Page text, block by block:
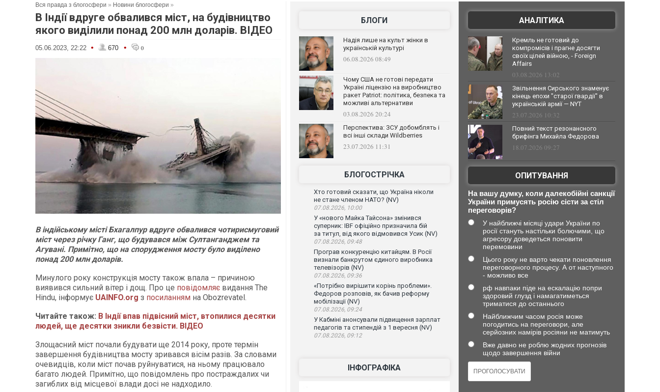
Вся правда з блогосфери » Новини блогосфери »
В Індії вдруге обвалився міст, на будівництво
якого виділили понад 200 млн доларів. ВІДЕО
05.06.2023, 22:22 • 670 • 0
В індійському місті Бхагалпур вдруге обвалився чотирисмуговий
міст через річку Ганг, що будувався між Султанганджем та
Агувані. Примітно, що на спорудження мосту було виділено
понад 200 млн доларів.
Минулого року конструкція мосту також впала – причиною
виявився сильний вітер і дощ. Про це повідомляє видання The
Hindu, інформує UAINFO.org з посиланням на Оbozrevatel.
Читайте також: В Індії впав підвісний міст, втопилися десятки
людей, ще десятки зникли безвісти. ВІДЕО
Злощасний міст почали будувати ще 2014 року, проте термін
завершення будівництва мосту зривався вісім разів. За словами
очевидців, коли міст почав руйнуватися, на ньому працювало
багато людей. Примітно, що повідомлень про постраждалих чи
загиблих від місцевої влади досі не надходило.
БЛОГИ
Надія лише на культ жінки в
українській культурі
06.08.2026 08:49
Чому США не готові передати
Україні ліцензію на виробництво
ракет Patriot: політика, безпека та
можливі альтернативи
03.08.2026 20:24
Перспектива: ЗСУ добомблять і
всі інші склади Wildberries
23.07.2026 11:31
БЛОГОСТРІЧКА
Хто готовий сказати, що Україна ніколи
не стане членом НАТО? (NV)
07.08.2026, 10:00
У «нового Майка Тайсона» змінився
суперник: IBF офіційно призначила бій
за титул, від якого відмовився Усик (NV)
07.08.2026, 09:48
Програв конкуренцію китайцям. В Росії
визнали банкрутом єдиного виробника
телевізорів (NV)
07.08.2026, 09:36
«Потрібно вирішити корінь проблеми».
Федоров розповів, як бачив реформу
мобілізації (NV)
07.08.2026, 09:24
У Кабміні анонсували підвищення зарплат
педагогів та стипендій з 1 вересня (NV)
07.08.2026, 09:12
ІНФОГРАФІКА
АНАЛІТИКА
Кремль не готовий до
компромісів і прагне досягти
своїх цілей війною, - Foreign
Affairs
03.08.2026 13:02
Звільнення Сирського знаменує
кінець епохи "старої гвардії" в
українській армії — NYT
23.07.2026 10:32
Повний текст резонансного
брифінга Михайла Федорова
18.07.2026 09:27
ОПИТУВАННЯ
На вашу думку, коли далекобійні санкції
України примусять росію сісти за стіл
переговорів?
У найближчі місяці удари України по
росії стануть настільки болючими, що
агресору доведеться поновити
перемовини
Цього року не варто чекати поновлення
переговорного процесу. А от наступного
- можливо все
рф навпаки піде на ескалацію попри
здоровий глузд і намагатиметься
триматися до останнього
Найближчим часом росія може
погодитись на переговори, але
серйозних намірів росіяни не матимуть
Вже давно не роблю жодних прогнозів
щодо завершення війни